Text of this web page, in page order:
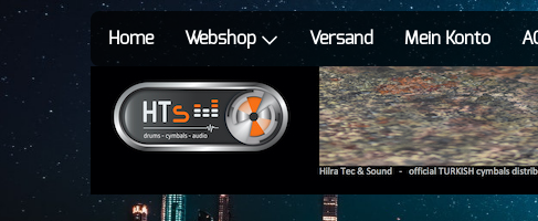
Home Webshop Versand Mein Konto